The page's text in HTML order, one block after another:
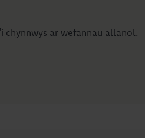
chynnwys ar wefannau allanol.